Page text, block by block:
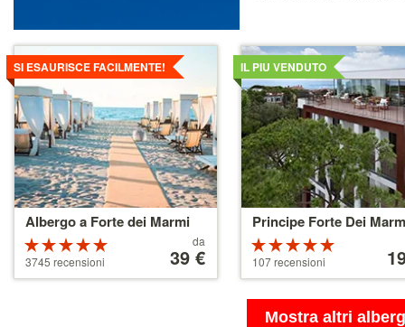
Albergo a Forte dei Marmi
SI ESAURISCE FACILMENTE!
Valutazione:
4.5 su 5
stelle
3745 recensioni partire
da
da
39 €
Dettagli
Principe Forte Dei
IL PIU VENDUTO
5 su 5 stelle
107 recensioni partire
da
110 €
Dettagli
Mostra altri